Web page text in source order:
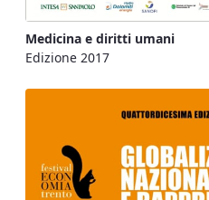
Medicina e diritti umani
Edizione 2017